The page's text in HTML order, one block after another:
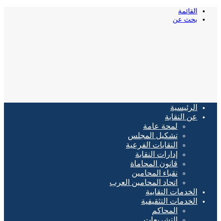
القائمة
بحث عن
الرئيسية
عن النقابة
لمحة عامة
تشكيل المجلس
النقابات الفرعية
إدارات النقابة
قانون المحاماة
نقباء المحامين
اتحاد المحامين العرب
الخدمات النقابية
الخدمات التثقيفية
المحاكم